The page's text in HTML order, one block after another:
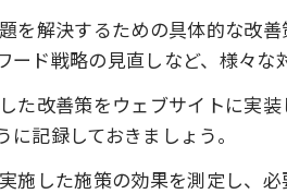
を解決するための具体的な改
ード戦略の見直しなど、様々な
た改善策をウェブサイトに実
記録しておきましょう。
施した施策の効果を測定し、